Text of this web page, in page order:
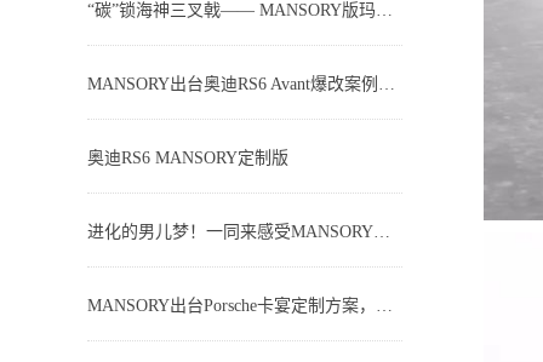
“碳”锁海神三叉戟—— MANSORY版玛莎拉蒂·莱万特赏析
MANSORY出台奥迪RS6 Avant爆改案例，0—100km/h加速3.2S
奥迪RS6 MANSORY定制版
进化的男儿梦！一同来感受MANSORY迈莎锐G63掀起的越野飓风
MANSORY出台Porsche卡宴定制方案，三款配色哪款是你所爱？